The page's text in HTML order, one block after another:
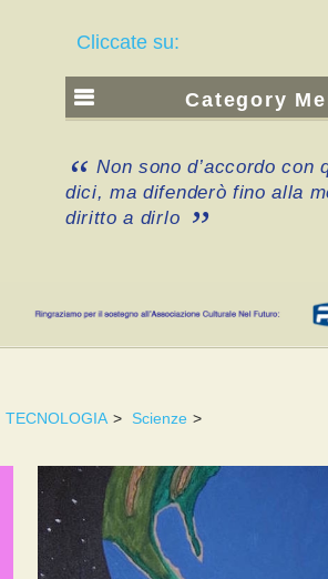
Cliccate su:
Category
Non sono d’accordo con
dici, ma difenderò fino alla
diritto a dirlo
TECNOLOGIA > Scienze >